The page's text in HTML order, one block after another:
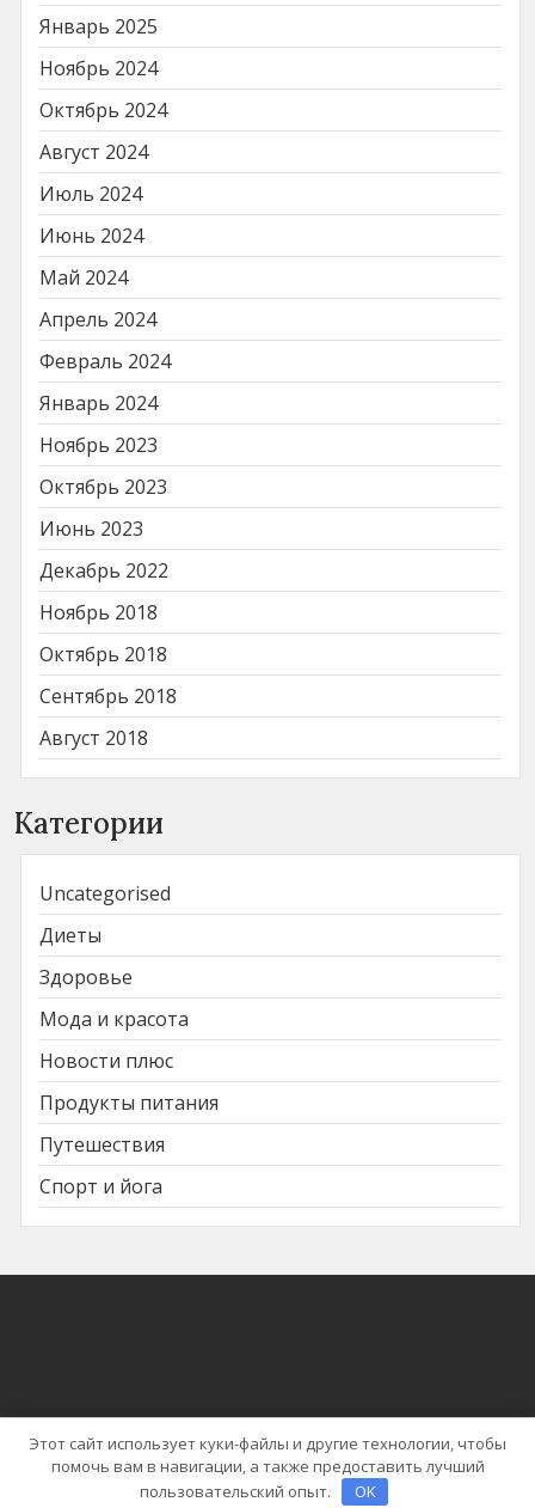
Январь 2025
Ноябрь 2024
Октябрь 2024
Август 2024
Июль 2024
Июнь 2024
Май 2024
Апрель 2024
Февраль 2024
Январь 2024
Ноябрь 2023
Октябрь 2023
Июнь 2023
Декабрь 2022
Ноябрь 2018
Октябрь 2018
Сентябрь 2018
Август 2018
Категории
Uncategorised
Диеты
Здоровье
Мода и красота
Новости плюс
Продукты питания
Путешествия
Спорт и йога
Тема WordPress | News Cast от Blaze Themes
Этот сайт использует куки-файлы и другие технологии, чтобы
помочь вам в навигации, а также предоставить лучший
пользовательский опыт.
OK